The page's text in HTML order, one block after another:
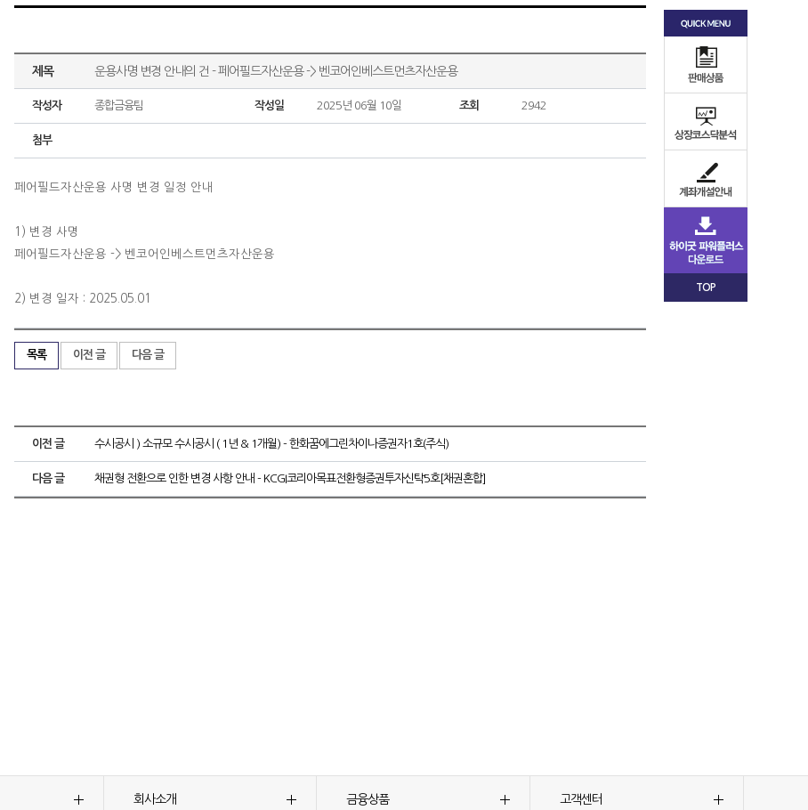
제목 운용사명 변경 안내의 건 - 페어필드자산운용 -> 벤코어인베스트먼츠자산운용
작성자 종합금융팀 작성일 2025년 06월 10일 조회 2942
첨부
페어필드자산운용 사명 변경 일정 안내
1) 변경 사명
페어필드자산운용 -> 벤코어인베스트먼츠자산운용
2) 변경 일자 : 2025.05.01
목록 이전 글 다음 글
이전 글 수시공시 ) 소규모 수시공시 ( 1년 & 1개월) - 한화꿈에그린차이나증권자1호(주식)
다음 글 채권형 전환으로 인한 변경 사항 안내 - KCGI코리아목표전환형증권투자신탁5호[채권혼합]
TOP
회사소개 금융상품 고객센터